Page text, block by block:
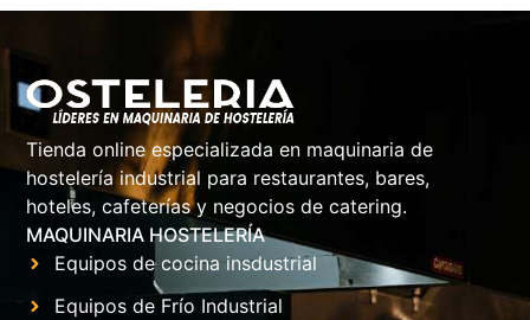
Tienda online especializada en maquinaria de
hostelería industrial para restaurantes, bares,
hoteles, cafeterías y negocios de catering.
MAQUINARIA HOSTELERÍA
Equipos de cocina insdustrial
Equipos de Frío Industrial